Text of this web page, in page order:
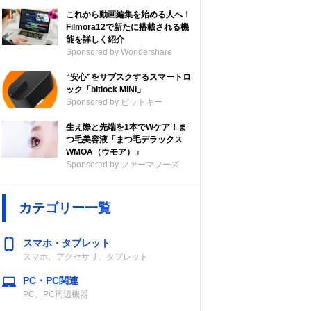
これから動画編集を始める人へ！
Filmora12で新たに搭載される機
能を詳しく紹介
Sponsored by Wondershare
“安心”をサブスクするスマートロ
ック「bitlock MINI」
Sponsored by ビットキー
生え際と先端を1本でWケア！ま
つ毛美容液「まつ毛デラックス
WMOA（ウモア）」
Sponsored by ファーマフーズ
カテゴリー一覧
スマホ・タブレット
スマホ、アクセサリ、タブレット
PC・PC関連
PC、PC周辺機器